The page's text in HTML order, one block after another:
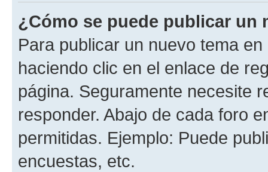
¿Cómo se puede publicar un
Para publicar un nuevo tema
haciendo clic en el enlace de
página. Seguramente necesite
responder. Abajo de cada foro
permitidas. Ejemplo: Puede
encuestas, etc.